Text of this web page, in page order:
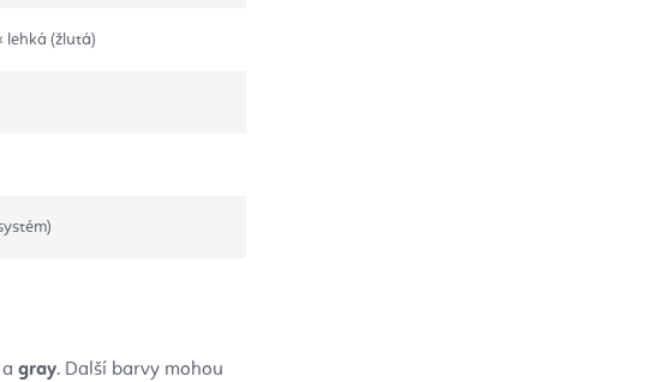
lehká (žlutá)
a gray. Další barvy mohou